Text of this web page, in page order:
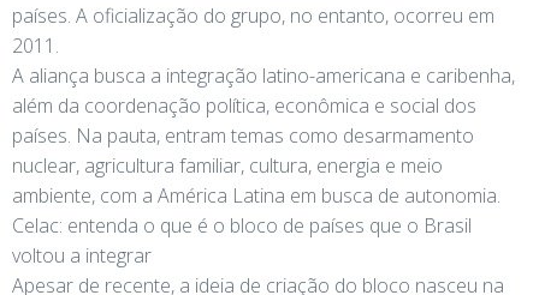
países. A oficialização do grupo, no entanto, ocorreu em
2011.
A aliança busca a integração latino-americana e caribenha,
além da coordenação política, econômica e social dos
países. Na pauta, entram temas como desarmamento
nuclear, agricultura familiar, cultura, energia e meio
ambiente, com a América Latina em busca de autonomia.
Celac: entenda o que é o bloco de países que o Brasil
voltou a integrar
Apesar de recente, a ideia de criação do bloco nasceu na